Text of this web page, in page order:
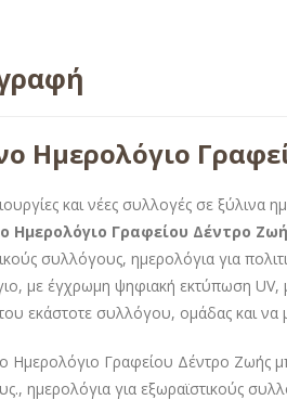
Ημερολόγιο
και νέες συλλογές σε ξύλινα
Ημερολόγιο Γραφείου Δέντρο
συλλόγους, ημερολόγια για
με έγχρωμη ψηφιακή εκτύπωση UV,
εκάστοτε συλλόγου, ομάδας και να
Ημερολόγιο Γραφείου Δέντρο Ζωής
ημερολόγια για εξωραϊστικούς